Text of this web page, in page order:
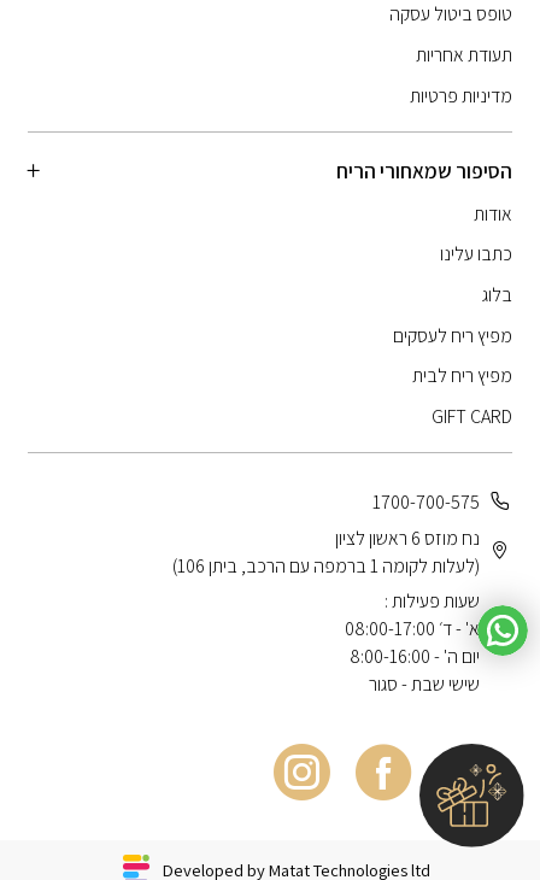
טופס ביטול עסקה
תעודת אחריות
מדיניות פרטיות
הסיפור שמאחורי הריח
אודות
כתבו עלינו
בלוג
מפיץ ריח לעסקים
מפיץ ריח לבית
GIFT CARD
1700-700-575
נח מוזס 6 ראשון לציון
(לעלות לקומה 1 ברמפה עם הרכב, ביתן 106)
שעות פעילות :
א' - ד׳ 08:00-17:00
יום ה' - 8:00-16:00
שישי שבת - סגור
Developed by Matat Technologies ltd